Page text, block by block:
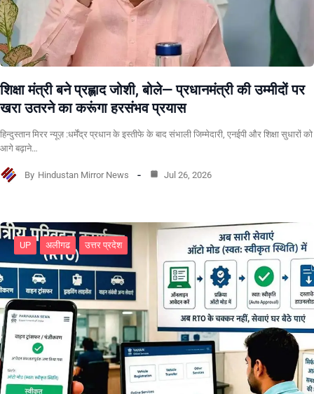
शिक्षा मंत्री बने प्रह्लाद जोशी, बोले— प्रधानमंत्री की उम्मीदों पर
खरा उतरने का करूंगा हरसंभव प्रयास
हिन्दुस्तान मिरर न्यूज़ :धर्मेंद्र प्रधान के इस्तीफे के बाद संभाली जिम्मेदारी, एनईपी और शिक्षा सुधारों को
आगे बढ़ाने…
By Hindustan Mirror News Jul 26, 2026
UP अलीगढ उत्तर प्रदेश